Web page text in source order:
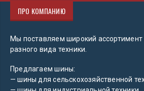
ПРО КОМПАНИЮ
Мы поставляем широкий
разного вида техники.
Предлагаем шины:
— шины для сельскохозяйственной